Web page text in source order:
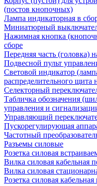
(постов кнопочных)
Лампа индикаторная в
Миниатюрный
Нажимная кнопка
сборе
Передняя часть (головка)
Подвесной пульт
Световой индикатор
распределительного щита
Селекторный
Табличка обозначения
управления и
Управляющий
Пускорегулирующая
Частотный
Разъемы силовые
Розетка силовая
Вилка силовая кабельная
Вилка силовая
Розетка силовая